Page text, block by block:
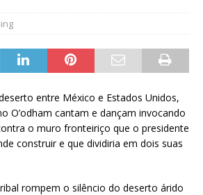
entre México e Estados Unidos,
O’odham cantam e dançam invocando
o muro fronteiriço que o presidente
construir e que dividiria em dois suas
rompem o silêncio do deserto árido